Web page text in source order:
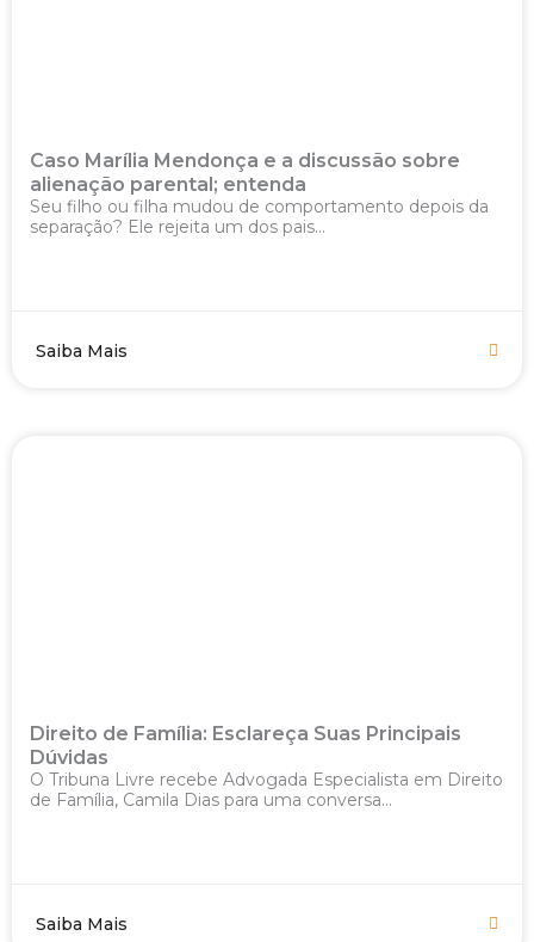
Caso Marília Mendonça e a discussão sobre
alienação parental; entenda
Seu filho ou filha mudou de comportamento depois da
separação? Ele rejeita um dos pais...
Saiba Mais
Direito de Família: Esclareça Suas Principais
Dúvidas
O Tribuna Livre recebe Advogada Especialista em Direito
de Família, Camila Dias para uma conversa...
Saiba Mais